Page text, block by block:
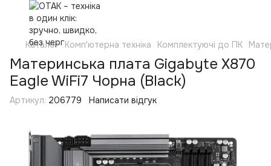
Каталог Комп'ютерна техніка Комплектуючі до ПК
Материнська плата Gigabyte X870
Eagle WiFi7 Чорна (Black)
Артикул: 206779 Написати відгук